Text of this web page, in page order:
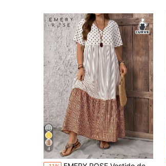
4
#5 Más vendidos en Delantal Vestidos De Talla Grande